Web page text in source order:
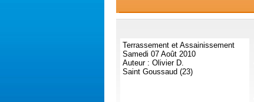
Terrassement et Assainissement
Samedi 07 Août 2010
Auteur : Olivier D.
Saint Goussaud (23)